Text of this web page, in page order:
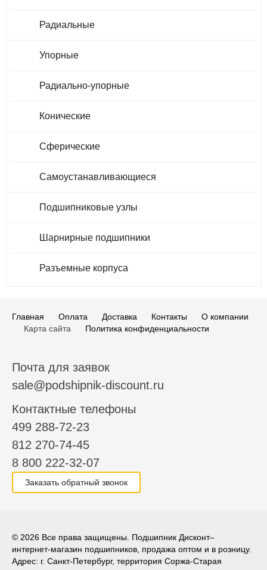
Радиальные
Упорные
Радиально-упорные
Конические
Сферические
Самоустанавливающиеся
Подшипниковые узлы
Шарнирные подшипники
Разъемные корпуса
Главная Оплата Доставка Контакты
О компании
Карта сайта
Политика конфиденциальности
Почта для заявок
sale@podshipnik-discount.ru
Контактные телефоны
499 288-72-23
812 270-74-45
8 800 222-32-07
Заказать обратный звонок
© 2026 Все права защищены. Подшипник Дисконт–
интернет-магазин подшипников, продажа оптом и в розницу.
Адрес: г. Санкт-Петербург, территория Соржа-Старая